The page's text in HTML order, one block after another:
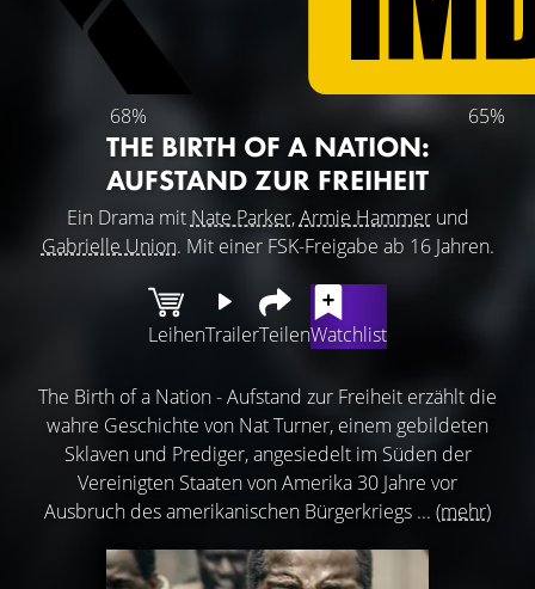
68% 65%
THE BIRTH OF A NATION:
AUFSTAND ZUR FREIHEIT
Ein Drama mit Nate Parker,Armie Hammerund
Gabrielle Union. Mit einer FSK-Freigabe ab 16 Jahren.
LeihenTrailerTeilenWatchlist
The Birth of a Nation - Aufstand zur Freiheit erzählt die
wahre Geschichte von Nat Turner, einem gebildeten
Sklaven und Prediger, angesiedelt im Süden der
Vereinigten Staaten von Amerika 30 Jahre vor
Ausbruch des amerikanischen Bürgerkriegs ... (mehr)